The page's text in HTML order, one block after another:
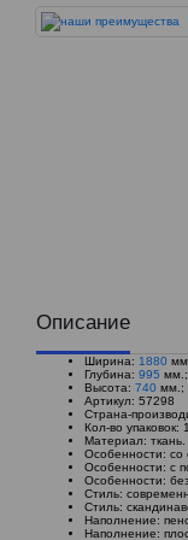
Описание
Ширина: 1880
Глубина: 995 мм.;
Высота: 740 мм.;
Артикул: 57298
Страна-
Кол-во упаковок:
Материал: ткань.
Особенности: со
Особенности: с
Особенности:
Стиль:
Стиль:
Наполнение:
Наполнение: